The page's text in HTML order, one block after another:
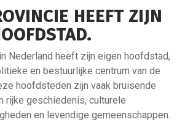
HEEFT ZIJN
Nederland heeft zijn eigen hoofdstad,
en bestuurlijke centrum van de
hoofdsteden zijn vaak bruisende
rijke geschiedenis, culturele
en levendige gemeenschappen.